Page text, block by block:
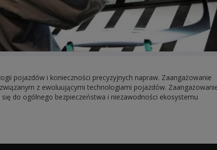
pojazdów i konieczności precyzyjnych napraw. Zaangażowanie
z ewoluującymi technologiami pojazdów.
do ogólnego bezpieczeństwa i niezawodności ekosystemu